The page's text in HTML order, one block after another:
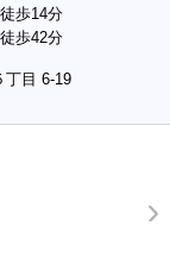
歩14分
歩42分
丁目 6-19